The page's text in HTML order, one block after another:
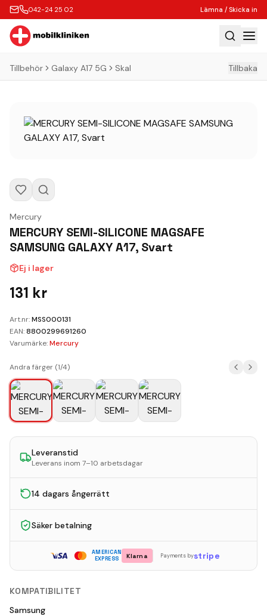
042-24 25 02 Lämna / Skicka in
Hem
Köp
Tillbehör
Lämna / Skicka in
Företagskunder
Butik
Kontakt
Kundvagn
Tillbehör Galaxy A17 5G Skal Tillbaka
Mercury
MERCURY SEMI-SILICONE MAGSAFE
SAMSUNG GALAXY A17, Svart
Ej i lager
131 kr
Art.nr:MSS000131
EAN:8800299691260
Varumärke:Mercury
Andra färger (1/4)
Leveranstid
Leverans inom 7–10 arbetsdagar
14 dagars ångerrätt
Säker betalning
AMERICAN
EXPRESS
Klarna Payments bystripe
KOMPATIBILITET
Samsung